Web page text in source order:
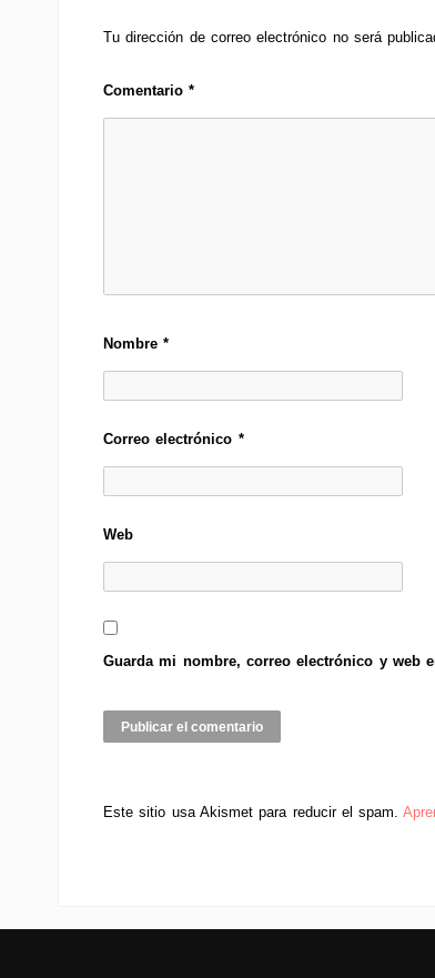
Tu dirección de correo electrónico no será
Comentario*
Nombre*
Correo electrónico *
Web
Guarda mi nombre, correo electrónico y web
Este sitio usa Akismet para reducir el spam.